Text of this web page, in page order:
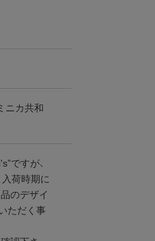
ニカ共和
ですが、
入荷時期に
のデザイ
ただく事